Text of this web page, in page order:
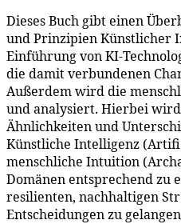
Dieses Buch gibt einen
und Prinzipien Künstlicher
Einführung von KI-
die damit verbundenen
Außerdem wird die
und analysiert. Hierbei
Ähnlichkeiten und
Künstliche Intelligenz
menschliche Intuition
Domänen entsprechend zu
resilienten, nachhaltigen
Entscheidungen zu